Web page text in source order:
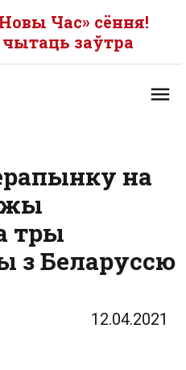
Час» сёння!
заўтра
на
тры
з Беларуссю
12.04.2021